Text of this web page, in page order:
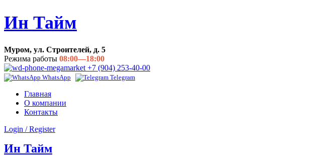
Ин Тайм
Муром, ул. Строителей, д. 5
Режима работы 08:00—18:00
+7 (904) 253-40-00
WhatsApp Telegram
Главная
О компании
Контакты
Login / Register
Ин Тайм